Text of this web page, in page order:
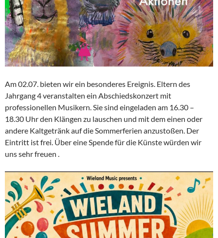
Am 02.07. bieten wir ein besonderes Ereignis. Eltern des
Jahrgang 4 veranstalten ein Abschiedskonzert mit
professionellen Musikern. Sie sind eingeladen am 16.30 –
18.30 Uhr den Klängen zu lauschen und mit dem einen oder
andere Kaltgetränk auf die Sommerferien anzustoßen. Der
Eintritt ist frei. Über eine Spende für die Künste würden wir
uns sehr freuen .